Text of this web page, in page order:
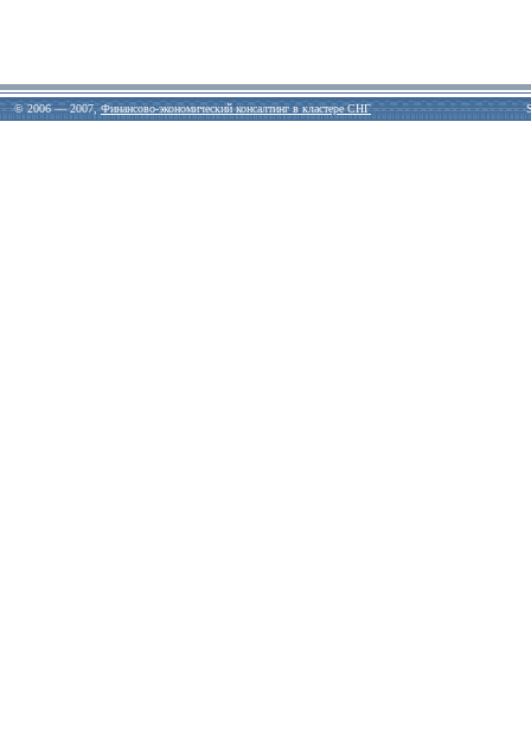
© 2006 — 2007,Финансово-экономический консалтинг в кластере СНГ